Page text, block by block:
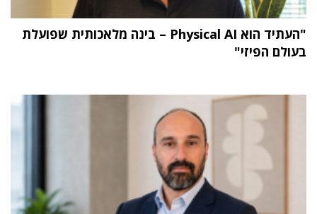
"העתיד הוא Physical AI – בינה מלאכותית שפועלת
בעולם הפיזי"